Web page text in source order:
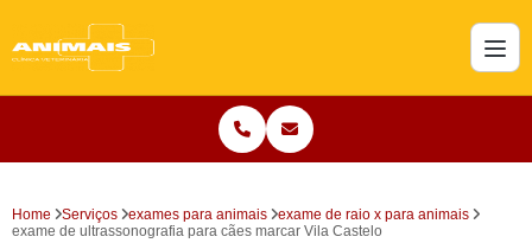
Home Serviços exames para animais
exame de raio x para animais
exame de ultrassonografia para cães marcar Vila Castelo